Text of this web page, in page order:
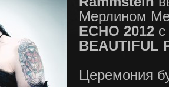
Мерлином
ECHO 2012
BEAUTIFUL
Церемония